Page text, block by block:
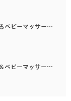
ベビーマッサー…
ベビーマッサー…